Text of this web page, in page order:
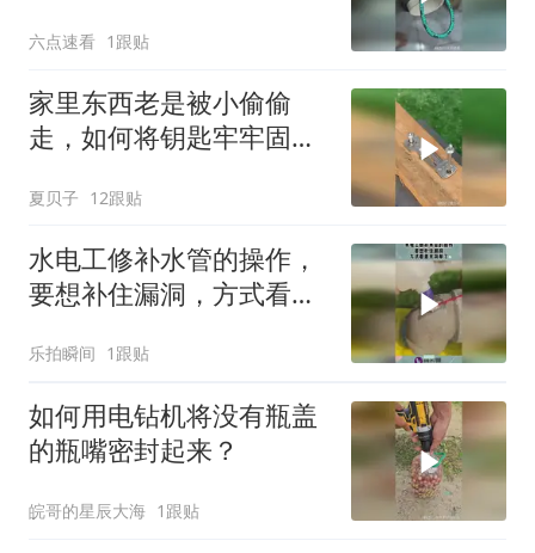
六点速看 1跟贴
家里东西老是被小偷偷
走，如何将钥匙牢牢固定
夏贝子 12跟贴
水电工修补水管的操作，
要想补住漏洞，方式看着
乐拍瞬间 1跟贴
如何用电钻机将没有瓶盖
的瓶嘴密封起来？
皖哥的星辰大海 1跟贴